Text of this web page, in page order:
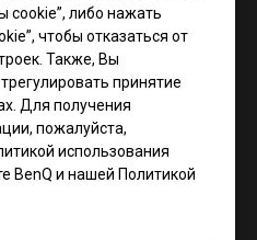
cookie”, либо нажать
чтобы отказаться от
Также, Вы
принятие
Для получения
пожалуйста,
использования
BenQ и нашей Политикой
улучшает
и позволяет геймерам
перекрестия
частоту
вам минимальную
вы можете